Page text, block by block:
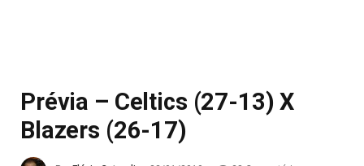
Prévia – Celtics (27-13) X
Blazers (26-17)